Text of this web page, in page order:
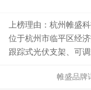
上榜理由：杭州帷盛
位于杭州市临平区经
跟踪式光伏支架、可
架、光伏智能清扫、
帷盛品牌